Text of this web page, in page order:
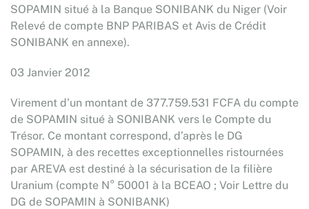
SOPAMIN situé à la Banque SONIBANK du Niger (Voir
Relevé de compte BNP PARIBAS et Avis de Crédit
SONIBANK en annexe).
03 Janvier 2012
Virement d’un montant de 377.759.531 FCFA du compte
de SOPAMIN situé à SONIBANK vers le Compte du
Trésor. Ce montant correspond, d’après le DG
SOPAMIN, à des recettes exceptionnelles ristournées
par AREVA est destiné à la sécurisation de la filière
Uranium (compte N° 50001 à la BCEAO ; Voir Lettre du
DG de SOPAMIN à SONIBANK)